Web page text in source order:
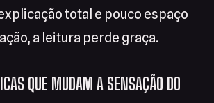
total e pouco espaço
a leitura perde graça.
QUE MUDAM A SENSAÇÃO DO